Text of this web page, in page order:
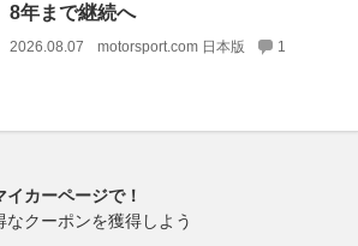
8年まで継続へ
2026.08.07 motorsport.com 日本版 1
カーページで！
なクーポンを獲得しよう